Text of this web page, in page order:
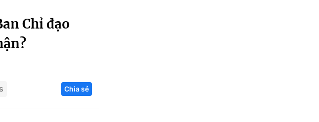
Infographic
Hitech Công nghệ tương lai
Chỉ đạo
Chia sẻ